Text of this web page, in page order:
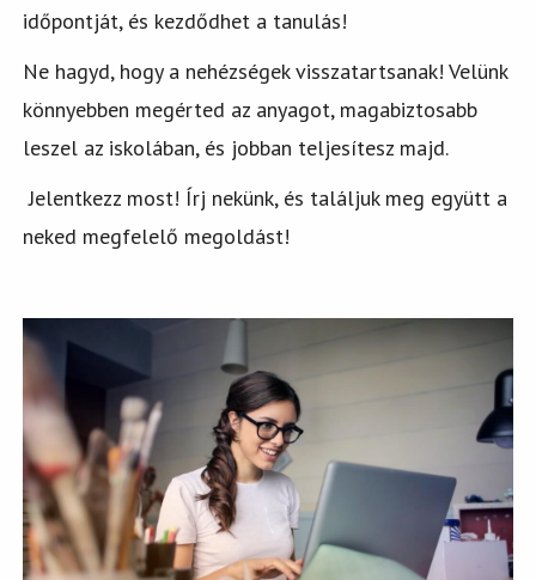
időpontját, és kezdődhet a tanulás!
Ne hagyd, hogy a nehézségek visszatartsanak! Velünk
könnyebben megérted az anyagot, magabiztosabb
leszel az iskolában, és jobban teljesítesz majd.
Jelentkezz most! Írj nekünk, és találjuk meg együtt a
neked megfelelő megoldást!